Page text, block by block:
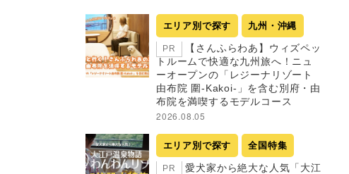
エリア別で探す 九州・沖縄
PR
【さんふらわあ】ウィズペッ
トルームで快適な九州旅へ！ニュ
ーオープンの「レジーナリゾート
由布院 圍-Kakoi-」を含む別府・由
布院を満喫するモデルコース
2026.08.05
エリア別で探す 全国特集
PR
愛犬家から絶大な人気「大江